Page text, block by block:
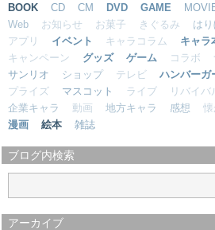
BOOK CD CM DVD GAME
Web
お知らせ お菓子 きぐるみ は
アプリ
イベント キャラコラム キャラ
キャンペーン
グッズ ゲーム コラボ
サンリオ
ショップ テレビ ハンバーガ
プライズ
マスコット ライブ リバイバ
企業キャラ
動画 地方キャラ 感想 懐
漫画
絵本 雑誌
ブログ内検索
アーカイブ